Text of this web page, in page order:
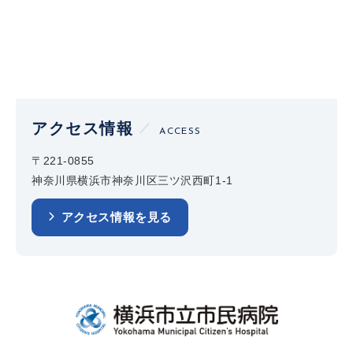
アクセス情報 ACCESS
〒221-0855
神奈川県横浜市神奈川区三ツ沢西町1-1
アクセス情報を見る